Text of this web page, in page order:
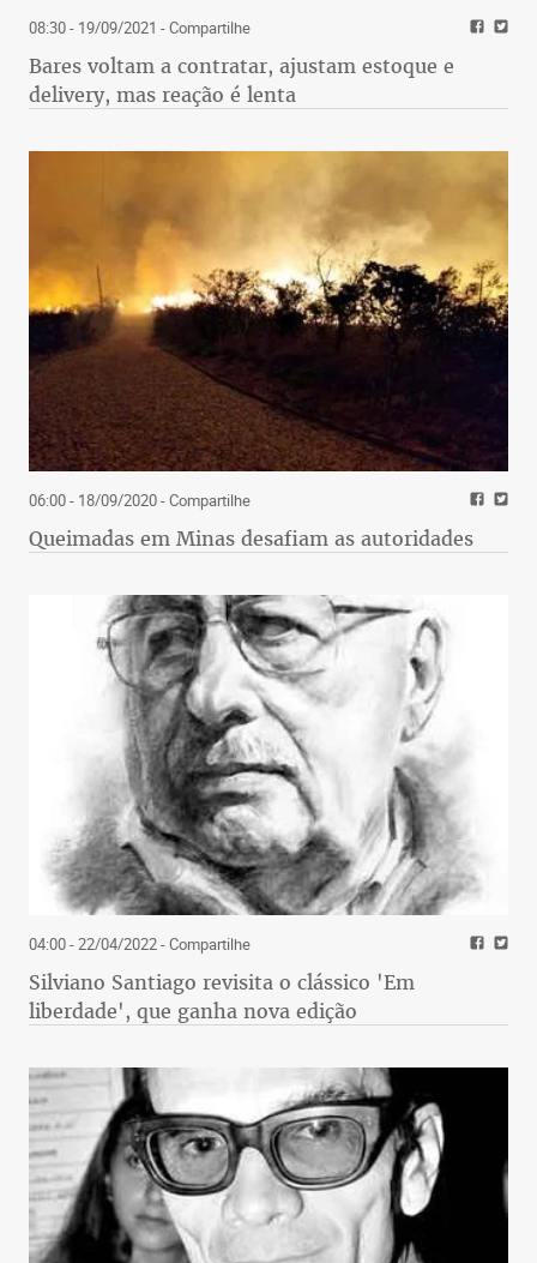
08:30 - 19/09/2021 - Compartilhe
Bares voltam a contratar, ajustam estoque e
delivery, mas reação é lenta
06:00 - 18/09/2020- Compartilhe
Queimadas em Minas desafiam as autoridades
04:00 - 22/04/2022- Compartilhe
Silviano Santiago revisita o clássico 'Em
liberdade', que ganha nova edição